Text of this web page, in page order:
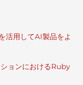
活用してAI製品をよ
ョンにおけるRuby